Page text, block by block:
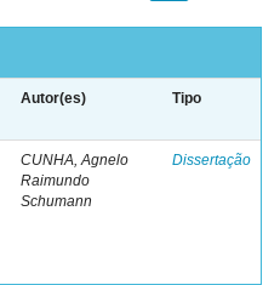
Autor(es) Tipo
CUNHA, Agnelo
Raimundo
Schumann
Dissertação